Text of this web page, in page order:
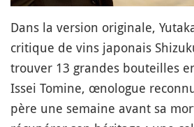
Dans la version originale,
critique de vins japonais
trouver 13 grandes bouteilles
Issei Tomine, œnologue
père une semaine avant sa